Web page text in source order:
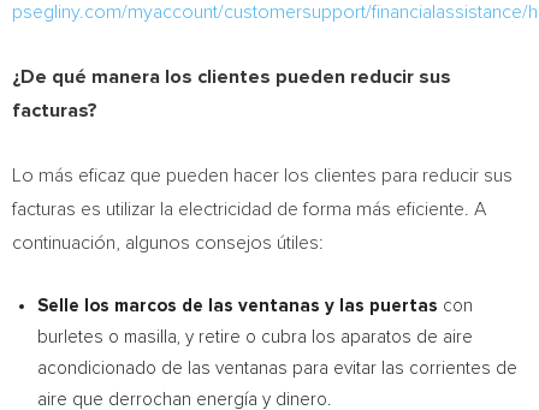
psegliny.com/myaccount/customersupport/financialassistance/
¿De qué manera los clientes pueden reducir sus
facturas?
Lo más eficaz que pueden hacer los clientes para reducir sus
facturas es utilizar la electricidad de forma más eficiente. A
continuación, algunos consejos útiles:
Selle los marcos de las ventanas y las puertas con
burletes o masilla, y retire o cubra los aparatos de aire
acondicionado de las ventanas para evitar las corrientes de
aire que derrochan energía y dinero.